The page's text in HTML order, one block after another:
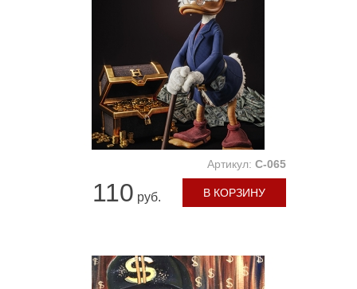
Артикул: C-065
110 руб. В КОРЗИНУ